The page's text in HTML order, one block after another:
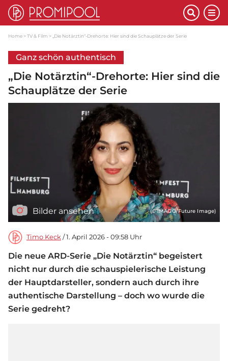
Home TV & Film „Die Notärztin“-Drehorte: Hier sind die Schauplätze der Serie
Ganz schön authentisch
„Die Notärztin“-Drehorte: Hier sind die
Schauplätze der Serie
Bilder ansehen (© IMAGO/Future Image)
Timo Keck / 1. April 2026 - 09:58 Uhr
Die neue ARD-Serie „Die Notärztin“ begeistert
nicht nur durch die schauspielerische Leistung
der Hauptdarsteller, sondern auch durch ihre
authentische Darstellung – doch wo wurde die
Serie gedreht?